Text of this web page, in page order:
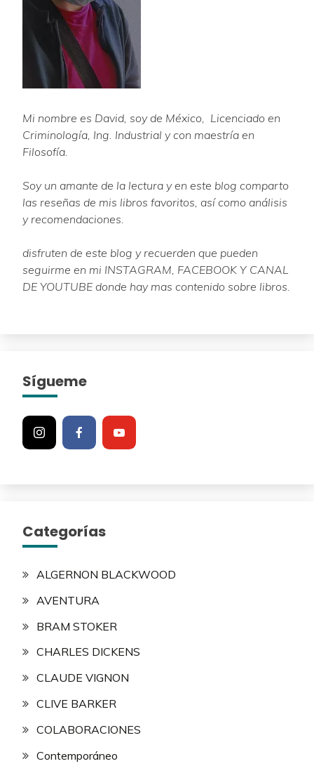
Mi nombre es David, soy de México, Licenciado en
Criminología, Ing. Industrial y con maestría en
Filosofía.
Soy un amante de la lectura y en este blog comparto
las reseñas de mis libros favoritos, así como análisis
y recomendaciones.
disfruten de este blog y recuerden que pueden
seguirme en mi INSTAGRAM, FACEBOOK Y CANAL
DE YOUTUBE donde hay mas contenido sobre libros.
Sígueme
Categorías
ALGERNON BLACKWOOD
AVENTURA
BRAM STOKER
CHARLES DICKENS
CLAUDE VIGNON
CLIVE BARKER
COLABORACIONES
Contemporáneo